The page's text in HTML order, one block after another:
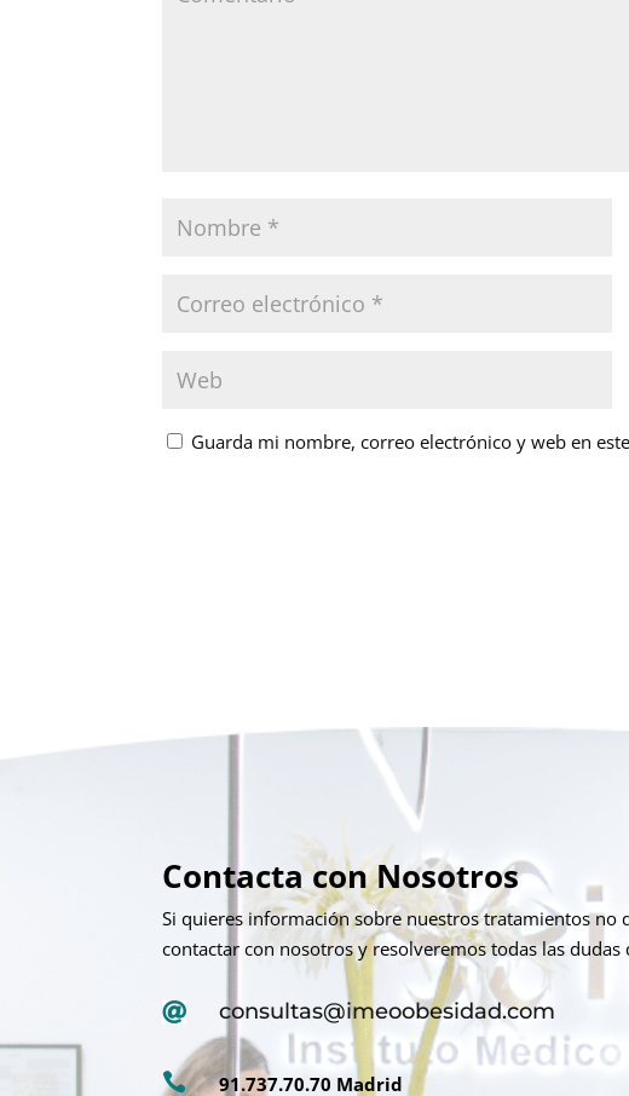
Guarda mi nombre, correo electrónico y web en
Contacta con Nosotros
Si quieres información sobre nuestros tratamientos no
contactar con nosotros y resolveremos todas las dudas
 consultas@imeoobesidad.com
 91.737.70.70 Madrid